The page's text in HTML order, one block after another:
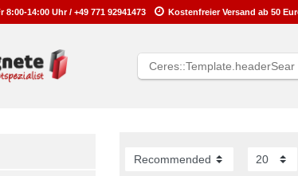
8:00-14:00 Uhr / +49 771 92941473 Kostenfreier Versand ab 50